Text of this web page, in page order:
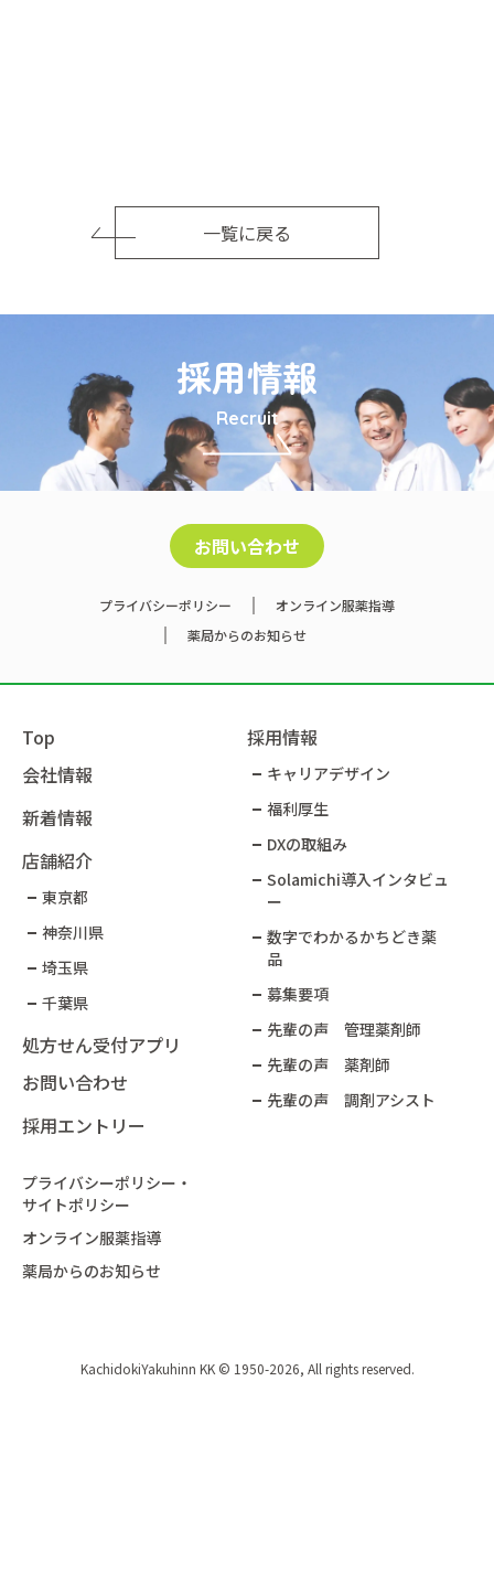
一覧に戻る
採用情報
Recruit
お問い合わせ
プライバシーポリシー
オンライン服薬指導
薬局からのお知らせ
Top
会社情報
新着情報
店舗紹介
東京都
神奈川県
埼玉県
千葉県
処方せん受付アプリ
お問い合わせ
採用エントリー
プライバシーポリシー・
サイトポリシー
オンライン服薬指導
薬局からのお知らせ
採用情報
キャリアデザイン
福利厚生
DXの取組み
Solamichi導入インタビュ
ー​
数字でわかるかちどき薬
品​
募集要項
先輩の声 管理薬剤師
先輩の声 薬剤師
先輩の声 調剤アシスト
KachidokiYakuhinn KK © 1950-2026, All rights reserved.